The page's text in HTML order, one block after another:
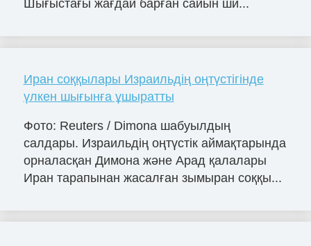
Шығыстағы жағдай барған сайын ши...
Иран соққылары Израильдің оңтүстігінде
үлкен шығынға ұшыратты
Фото: Reuters / Dimona шабуылдың
салдары. Израильдің оңтүстік аймақтарында
орналасқан Димона және Арад қалалары
Иран тарапынан жасалған зымыран соққы...